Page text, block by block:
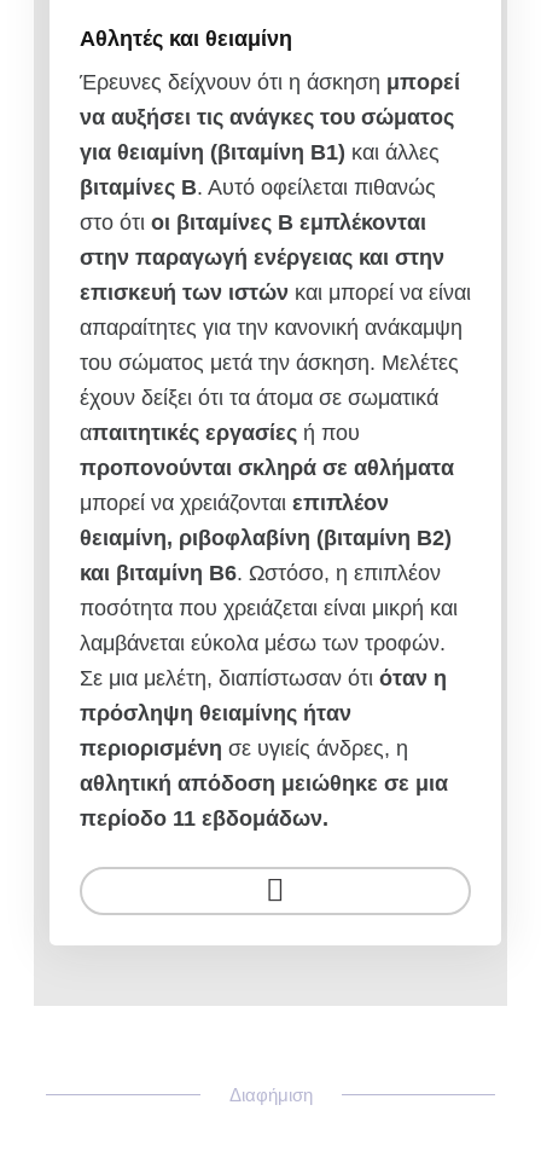
Αθλητές και θειαμίνη
Έρευνες δείχνουν ότι η άσκηση μπορεί
να αυξήσει τις ανάγκες του σώματος
για θειαμίνη (βιταμίνη Β1) και άλλες
βιταμίνες Β. Αυτό οφείλεται πιθανώς
στο ότιοι βιταμίνες Β εμπλέκονται
στην παραγωγή ενέργειας και στην
επισκευή των ιστών και μπορεί να είναι
απαραίτητες για την κανονική ανάκαμψη
του σώματος μετά την άσκηση. Μελέτες
έχουν δείξει ότι τα άτομα σε σωματικά
απαιτητικές εργασίεςή που
προπονούνται σκληρά σε αθλήματα
μπορεί να χρειάζονται επιπλέον
θειαμίνη, ριβοφλαβίνη (βιταμίνη Β2)
και βιταμίνη Β6. Ωστόσο, η επιπλέον
ποσότητα που χρειάζεται είναι μικρή και
λαμβάνεται εύκολα μέσω των τροφών.
Σε μια μελέτη, διαπίστωσαν ότι όταν η
πρόσληψη θειαμίνης ήταν
περιορισμένη σε υγιείς άνδρες, η
αθλητική απόδοση μειώθηκε σε μια
περίοδο 11 εβδομάδων.
Διαφήμιση